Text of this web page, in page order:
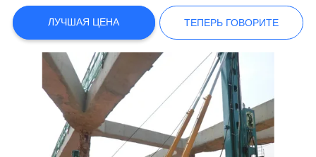
КАРТА
САЙТА
ПОЛИТИКА
КОНФИДЕНЦИАЛЬНОСТИ
ЛУЧШАЯ ЦЕНА ТЕПЕРЬ ГОВОРИТЕ